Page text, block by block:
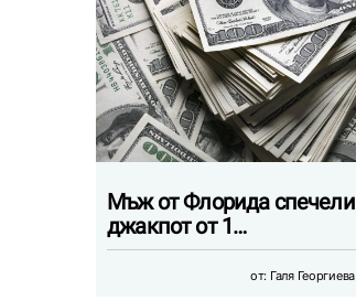
Мъж от Флорида спечели
джакпот от 1…
от: Галя Георгиева